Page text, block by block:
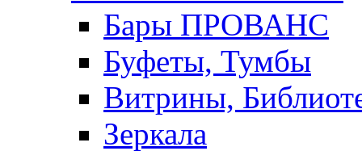
Бары ПРОВАНС
Буфеты, Тумбы
Витрины,
Зеркала